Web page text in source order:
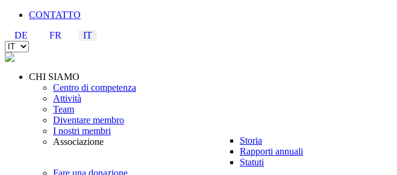
CONTATTO
DE
FR IT
CHI SIAMO
Centro di competenza
Attività
Team
Diventare membro
I nostri membri
Associazione
Storia
Rapporti annuali
Statuti
Fare una donazione